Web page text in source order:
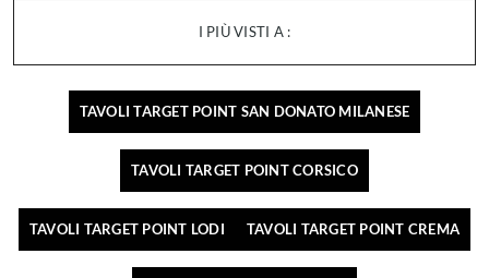
I PIÙ VISTI A :
TAVOLI TARGET POINT SAN DONATO MILANESE
TAVOLI TARGET POINT CORSICO
TAVOLI TARGET POINT LODI TAVOLI TARGET POINT CREMA